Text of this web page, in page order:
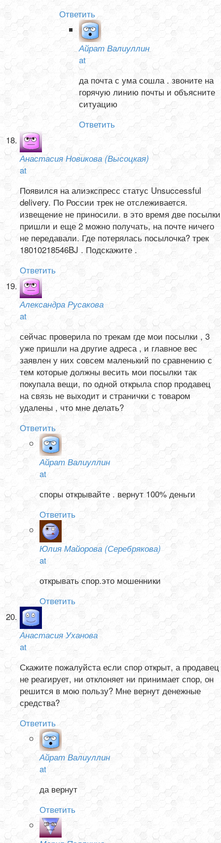
Ответить
Айрат Валиуллин
at
да почта с ума сошла . звоните на
горячую линию почты и объясните
ситуацию
Ответить
Анастасия Новикова (Высоцкая)
at
Появился на алиэкспресс статус Unsuccessful
delivery. По России трек не отслеживается.
извещение не приносили. в это время две посылки
пришли и еще 2 можно получать, на почте ничего
не передавали. Где потерялась посылочка? трек
18010218546BJ . Подскажите .
Ответить
Александра Русакова
at
сейчас проверила по трекам где мои посылки , 3
уже пришли на другие адреса , и главное вес
заявлен у них совсем маленький по сравнению с
тем которые должны весить мои посылки так
покупала вещи, по одной открыла спор продавец
на связь не выходит и странички с товаром
удалены , что мне делать?
Ответить
Айрат Валиуллин
at
споры открывайте . вернут 100% деньги
Ответить
Юлия Майорова (Серебрякова)
at
открывать спор.это мошенники
Ответить
Анастасия Уханова
at
Скажите пожалуйста если спор открыт, а продавец
не реагирует, ни отклоняет ни принимает спор, он
решится в мою пользу? Мне вернут денежные
средства?
Ответить
Айрат Валиуллин
at
да вернут
Ответить